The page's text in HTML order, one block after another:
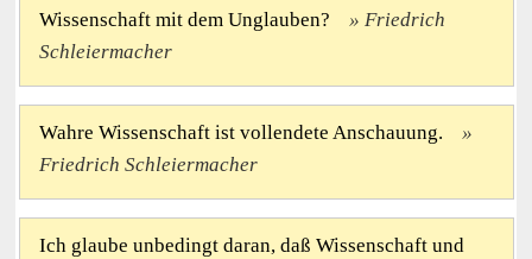
Wissenschaft mit dem Unglauben?
Friedrich
Schleiermacher
Wahre Wissenschaft ist vollendete Anschauung.
Friedrich Schleiermacher
Ich glaube unbedingt daran, daß Wissenschaft und